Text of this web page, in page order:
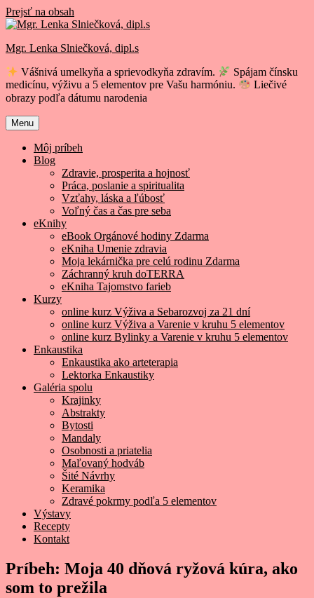
Prejsť na obsah
Mgr. Lenka Slniečková, dipl.s
Vášnivá umelkyňa a sprievodkyňa zdravím.
Spájam čínsku
medicínu, výživu a 5 elementov pre Vašu harmóniu.
Liečivé
obrazy podľa dátumu narodenia
Menu
Môj príbeh
Blog
Zdravie, prosperita a hojnosť
Práca, poslanie a spiritualita
Vzťahy, láska a ľúbosť
Voľný čas a čas pre seba
eKnihy
eBook Orgánové hodiny Zdarma
eKniha Umenie zdravia
Moja lekárnička pre celú rodinu Zdarma
Záchranný kruh doTERRA
eKniha Tajomstvo farieb
Kurzy
online kurz Výživa a Sebarozvoj za 21 dní
online kurz Výživa a Varenie v kruhu 5 elementov
online kurz Bylinky a Varenie v kruhu 5 elementov
Enkaustika
Enkaustika ako arteterapia
Lektorka Enkaustiky
Galéria spolu
Krajinky
Abstrakty
Bytosti
Mandaly
Osobnosti a priatelia
Maľovaný hodváb
Šité Návrhy
Keramika
Zdravé pokrmy podľa 5 elementov
Výstavy
Recepty
Kontakt
Príbeh: Moja 40 dňová ryžová kúra, ako
som to prežila